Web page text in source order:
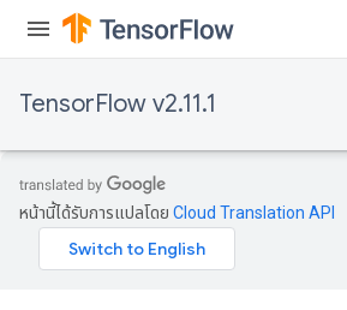
TensorFlow v2.11.1
หน้านี้ได้รับการแปลโดย Cloud Translation API